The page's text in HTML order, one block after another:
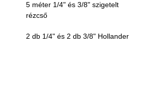
5 méter 1/4" és 3/8" szigetelt
rézcső
2 db 1/4" és 2 db 3/8" Hollander